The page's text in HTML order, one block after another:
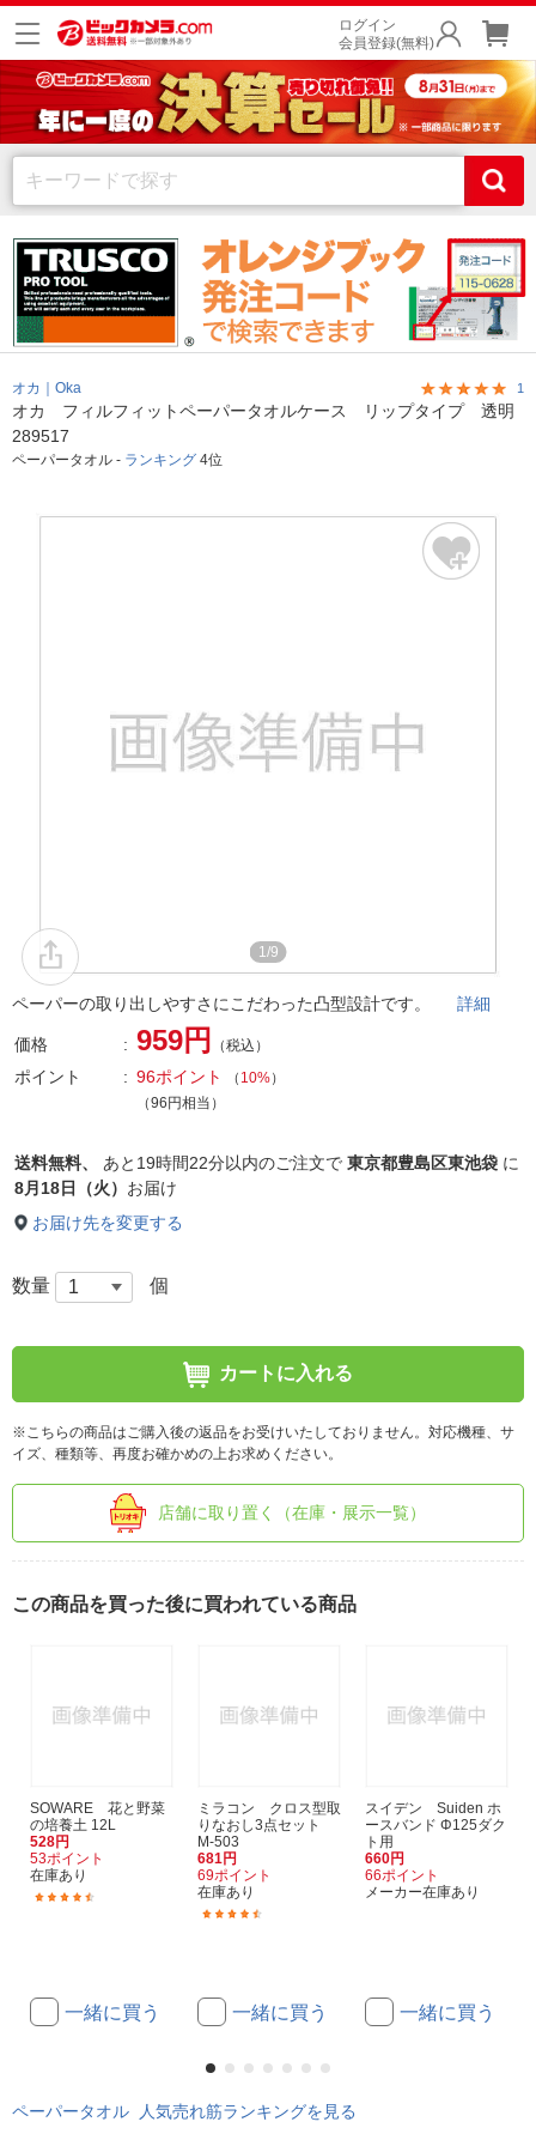
ログイン
会員登録(無料)
オカ｜Oka 1
オカ フィルフィットペーパータオルケース リップタイプ 透明
289517
ペーパータオル - ランキング 4位
1/9
ペーパーの取り出しやすさにこだわった凸型設計です。 詳細
価格 959円 （税込）
ポイント 96ポイント （ 10%）
（96円相当）
送料無料、 あと 19時間22分以内のご注文で 東京都豊島区東池袋 に
8月18日（火） お届け
お届け先を変更する
数量 個
カートに入れる
※こちらの商品はご購入後の返品をお受けいたしておりません。対応機種、サ
イズ、種類等、再度お確かめの上お求めください。
店舗に取り置く（在庫・展示一覧）
この商品を買った後に買われている商品
SOWARE 花と野菜
の培養土 12L
528円
53ポイント
在庫あり
一緒に買う
ミラコン クロス型取
りなおし3点セット
M-503
681円
69ポイント
在庫あり
一緒に買う
スイデン Suiden ホ
ースバンド Φ125ダク
ト用
660円
66ポイント
メーカー在庫あり
一緒に買う
ペーパータオル 人気売れ筋ランキングを見る